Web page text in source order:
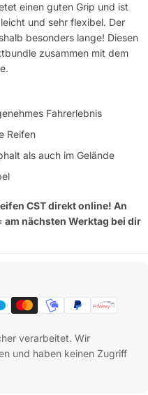
einen guten Grip und ist
und sehr flexibel. Der
besonders lange! Diesen
zusammen mit dem
Fahrerlebnis
Reifen
als auch im Gelände
CST direkt online! An
nächsten Werktag bei dir
verarbeitet. Wir
und haben keinen Zugriff